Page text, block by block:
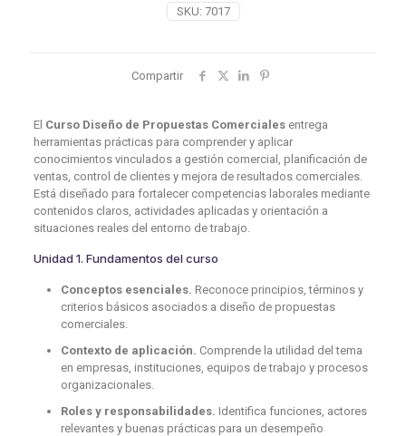
SKU: 7017
Compartir
El Curso Diseño de Propuestas Comercialesentrega
herramientas prácticas para comprender y aplicar
conocimientos vinculados a gestión comercial, planificación de
ventas, control de clientes y mejora de resultados comerciales.
Está diseñado para fortalecer competencias laborales mediante
contenidos claros, actividades aplicadas y orientación a
situaciones reales del entorno de trabajo.
Unidad 1. Fundamentos del curso
Conceptos esenciales. Reconoce principios, términos y
criterios básicos asociados a diseño de propuestas
comerciales.
Contexto de aplicación. Comprende la utilidad del tema
en empresas, instituciones, equipos de trabajo y procesos
organizacionales.
Roles y responsabilidades. Identifica funciones, actores
relevantes y buenas prácticas para un desempeño